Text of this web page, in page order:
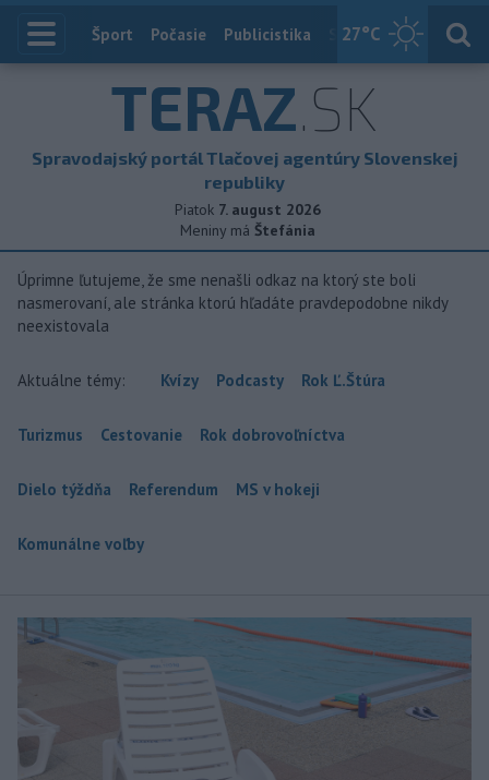
27°C
Index
Šport Počasie Publicistika Slovensko
TERAZ.SK
Spravodajský portál Tlačovej agentúry Slovenskej
republiky
Piatok 7. august 2026
Meniny má Štefánia
Úprimne ľutujeme, že sme nenašli odkaz na ktorý ste boli
nasmerovaní, ale stránka ktorú hľadáte pravdepodobne nikdy
neexistovala
Aktuálne témy: Kvízy Podcasty Rok Ľ.Štúra
Turizmus Cestovanie Rok dobrovoľníctva
Dielo týždňa Referendum MS v hokeji
Komunálne voľby